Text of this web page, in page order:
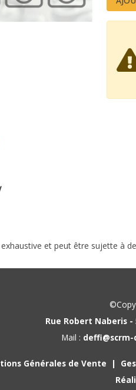
et peut être sujette à
Rue Robert Naberis -
Mail :
Générales de Vente